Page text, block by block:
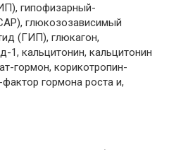
гипофизарный-
глюкозозависимый
(ГИП), глюкагон,
1, кальцитонин, кальцитонин
гормон, корикотропин-
гормона роста и,